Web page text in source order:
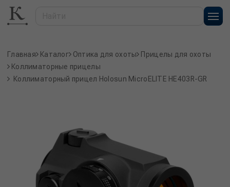
Главная Каталог Оптика для охоты Прицелы для охоты
Коллиматорные прицелы
Коллиматорный прицел Holosun MicroELITE HE403R-GR